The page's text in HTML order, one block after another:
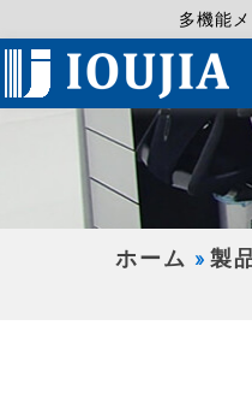
多機能
ホーム 製